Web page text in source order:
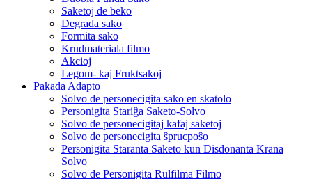
Saketoj de beko
Degrada sako
Formita sako
Krudmateriala filmo
Akcioj
Legom- kaj Fruktsakoj
Pakada Adapto
Solvo de personecigita sako en skatolo
Personigita Stariĝa Saketo-Solvo
Solvo de personecigitaj kafaj saketoj
Solvo de personecigita ŝprucpoŝo
Personigita Staranta Saketo kun Disdonanta Krana
Solvo
Solvo de Personigita Rulfilma Filmo